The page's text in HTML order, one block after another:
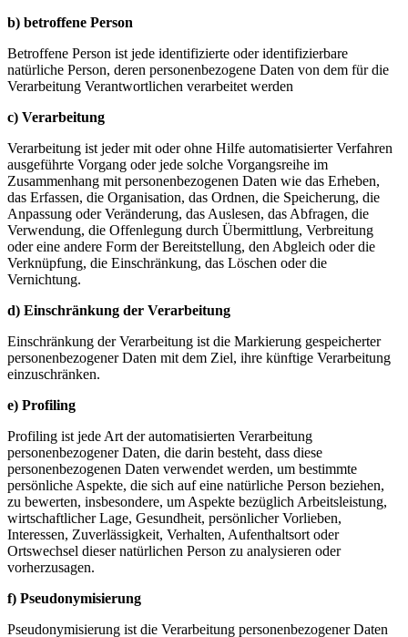
b) betroffene Person
Betroffene Person ist jede identifizierte oder identifizierbare
natürliche Person, deren personenbezogene Daten von dem für die
Verarbeitung Verantwortlichen verarbeitet werden
c) Verarbeitung
Verarbeitung ist jeder mit oder ohne Hilfe automatisierter Verfahren
ausgeführte Vorgang oder jede solche Vorgangsreihe im
Zusammenhang mit personenbezogenen Daten wie das Erheben,
das Erfassen, die Organisation, das Ordnen, die Speicherung, die
Anpassung oder Veränderung, das Auslesen, das Abfragen, die
Verwendung, die Offenlegung durch Übermittlung, Verbreitung
oder eine andere Form der Bereitstellung, den Abgleich oder die
Verknüpfung, die Einschränkung, das Löschen oder die
Vernichtung.
d) Einschränkung der Verarbeitung
Einschränkung der Verarbeitung ist die Markierung gespeicherter
personenbezogener Daten mit dem Ziel, ihre künftige Verarbeitung
einzuschränken.
e) Profiling
Profiling ist jede Art der automatisierten Verarbeitung
personenbezogener Daten, die darin besteht, dass diese
personenbezogenen Daten verwendet werden, um bestimmte
persönliche Aspekte, die sich auf eine natürliche Person beziehen,
zu bewerten, insbesondere, um Aspekte bezüglich Arbeitsleistung,
wirtschaftlicher Lage, Gesundheit, persönlicher Vorlieben,
Interessen, Zuverlässigkeit, Verhalten, Aufenthaltsort oder
Ortswechsel dieser natürlichen Person zu analysieren oder
vorherzusagen.
f) Pseudonymisierung
Pseudonymisierung ist die Verarbeitung personenbezogener Daten